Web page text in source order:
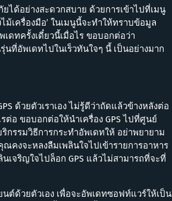
ได้อย่างสะดวกสบาย ด้วยการเข้าไปที่เมนู
เครื่องมือ’ ในเมนูนี้จะทำให้ทราบข้อมูล
ดทครั้งเดี๋ยวนี้เมื่อไร ขอบอกต่อว่า
ที่อัพเดทไปในเร็วทันใจๆ นี้ เป็นอย่างมาก
ด้วยตัวเราเอง ไม่รู้ดีว่าถัดแล้วข้างหลังต่อ
ต่อ ขอบอกต่อให้นำเครื่อง GPS ไปที่ศูนย์
กรรมวิธีการกระทำอัพเดทให้ อย่าพยายาม
คงจะหลงลืมเพลินใจไปเข้ารายการอาหาร
จริญใจไปล็อก GPS แล้วไม่สามารถที่จะที่
ต์ด้วยตัวเอง เพื่อจะอัพเดทซอฟท์แวร์ให้เป็น